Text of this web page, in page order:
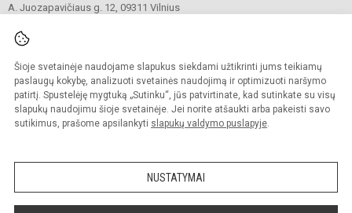
Šioje svetainėje naudojame slapukus siekdami užtikrinti jums teikiamų
paslaugų kokybę, analizuoti svetainės naudojimą ir optimizuoti naršymo
patirtį. Spustelėję mygtuką „Sutinku“, jūs patvirtinate, kad sutinkate su visų
slapukų naudojimu šioje svetainėje. Jei norite atšaukti arba pakeisti savo
sutikimus, prašome apsilankyti slapukų valdymo puslapyje.
NUSTATYMAI
A. Juozapavičiaus g. 12, 09311 Vilnius
El. p.
Duomenys kaupiami ir saugomi
Juridinių asmenų registre
Įmonės kodas 304089960
Kopijuoti turinį be raštiško gimnazijos sutikimo griežtai draudžiama.
Prieinamumo paraiška Slapukų politika
Sumanus būdas atnaujinti